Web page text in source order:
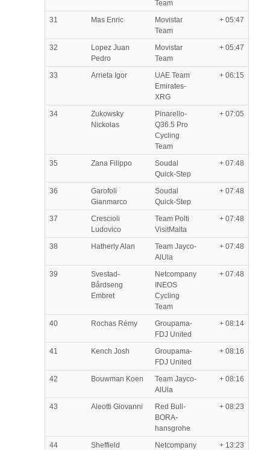
Team
31 Mas Enric
Movistar
Team
+ 05:47
32
Lopez Juan
Pedro
Movistar
Team
+ 05:47
33 Arrieta Igor
UAE Team
Emirates-
XRG
+ 06:15
34
Zukowsky
Nickolas
Pinarello-
Q36.5 Pro
Cycling
Team
+ 07:05
35 Zana Filippo
Soudal
Quick-Step
+ 07:48
36
Garofoli
Gianmarco
Soudal
Quick-Step
+ 07:48
37
Crescioli
Ludovico
Team Polti
VisitMalta
+ 07:48
38 Hatherly Alan
Team Jayco-
AlUla
+ 07:48
39
Svestad-
Bårdseng
Embret
Netcompany
INEOS
Cycling
Team
+ 07:48
40 Rochas Rémy
Groupama-
FDJ United
+ 08:14
41 Kench Josh
Groupama-
FDJ United
+ 08:16
42 Bouwman Koen
Team Jayco-
AlUla
+ 08:16
43 Aleotti Giovanni
Red Bull-
BORA-
hansgrohe
+ 08:23
44
Sheffield
Netcompany
+ 13:23